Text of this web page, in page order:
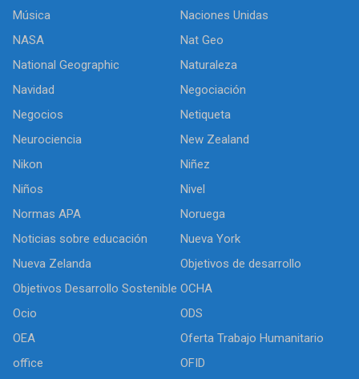
Música
Naciones Unidas
NASA
Nat Geo
National Geographic
Naturaleza
Navidad
Negociación
Negocios
Netiqueta
Neurociencia
New Zealand
Nikon
Niñez
Niños
Nivel
Normas APA
Noruega
Noticias sobre educación
Nueva York
Nueva Zelanda
Objetivos de desarrollo
Objetivos Desarrollo Sostenible OCHA
Ocio
ODS
OEA
Oferta Trabajo Humanitario
office
OFID